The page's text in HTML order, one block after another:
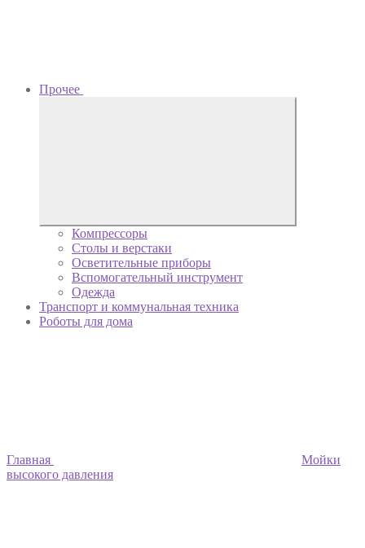
Прочее
Компрессоры
Столы и верстаки
Осветительные приборы
Вспомогательный инструмент
Одежда
Транспорт и коммунальная техника
Роботы для дома
Главная
Мойки
высокого давления